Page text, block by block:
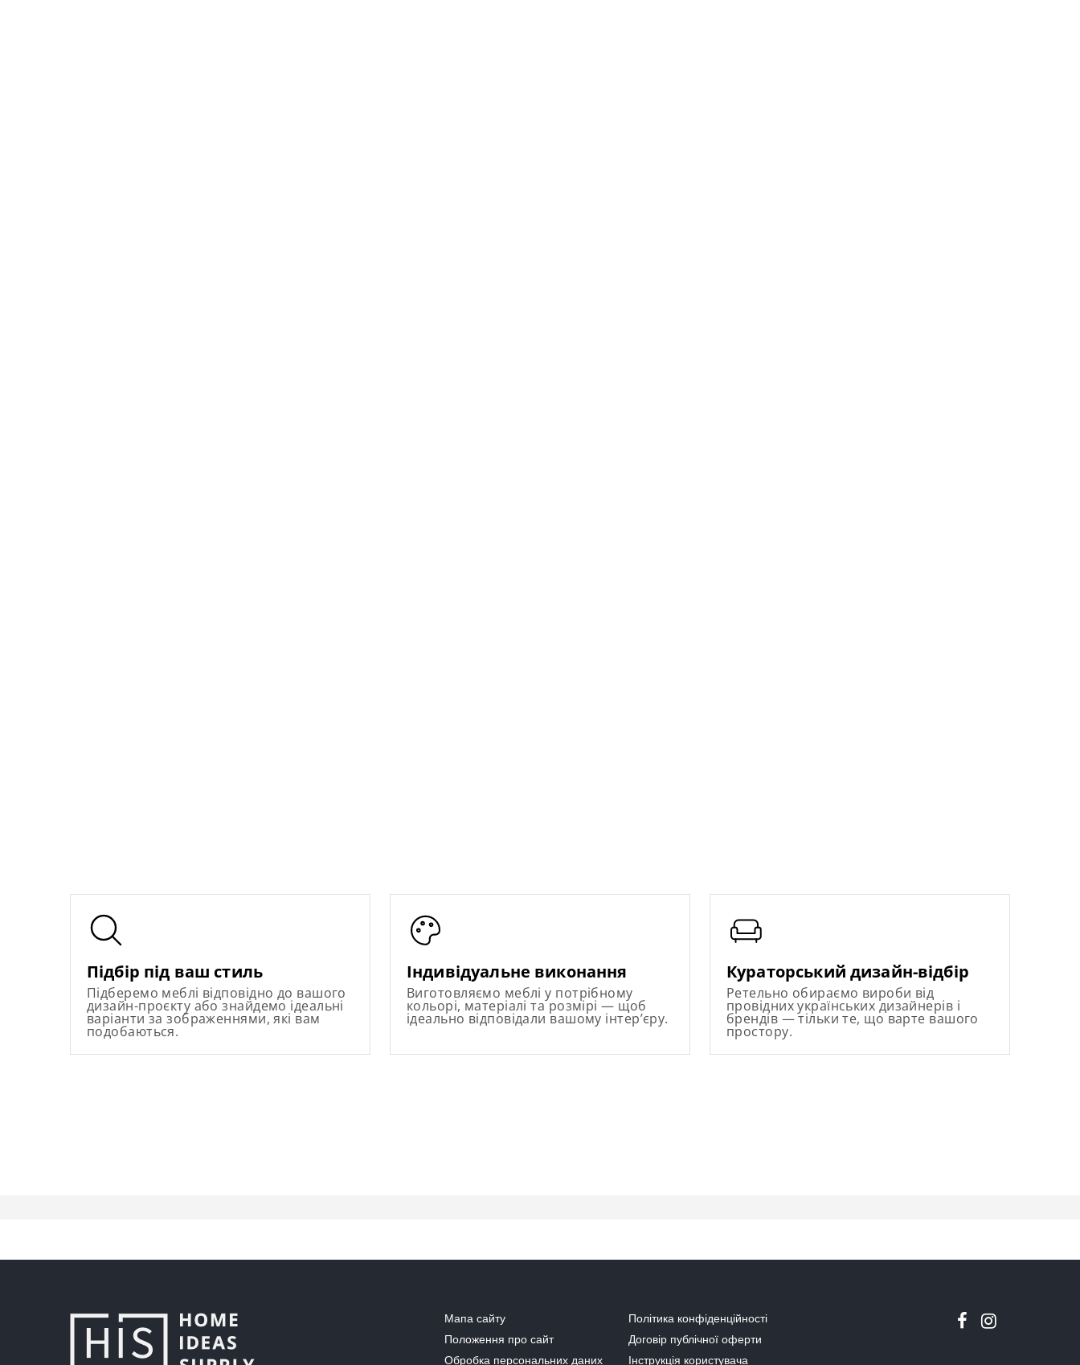
Підбір під ваш стиль
Підберемо меблі відповідно до вашого
дизайн-проєкту або знайдемо ідеальні
варіанти за зображеннями, які вам
подобаються.
Індивідуальне виконання
Виготовляємо меблі у потрібному
кольорі, матеріалі та розмірі — щоб
ідеально відповідали вашому інтер’єру.
Кураторський дизайн-відбір
Ретельно обираємо вироби від
провідних українських дизайнерів і
брендів — тільки те, що варте вашого
простору.
Мапа сайту
Політика конфіденційності
Положення про сайт
Договір публічної оферти
Обробка персональних даних
Інструкція користувача